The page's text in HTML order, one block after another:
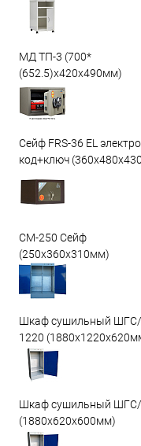
МД ТП-3 (700*
(652.5)x420x490мм)
Сейф FRS-36 EL
код+ключ
СМ-250 Сейф
(250х360х310мм)
Шкаф сушильный
1220
Шкаф сушильный ШГС/
(1880x620x600мм)